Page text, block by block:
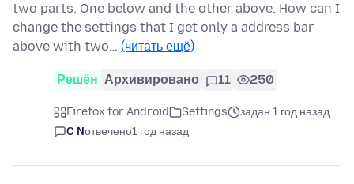
two parts. One below and the other above. How can I
change the settings that I get only a address bar
above with two… (читать ещё)
Решён Архивировано 11 250
Firefox for Android Settings
задан 1 год назад
C Nотвечено1 год назад